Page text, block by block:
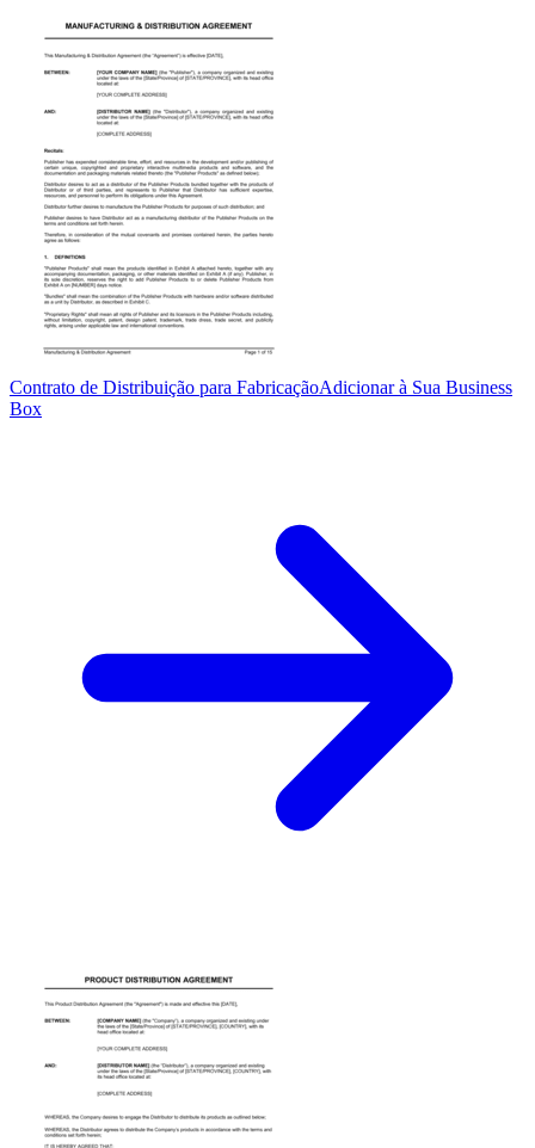
Contrato de Distribuição para FabricaçãoAdicionar à Sua Business
Box